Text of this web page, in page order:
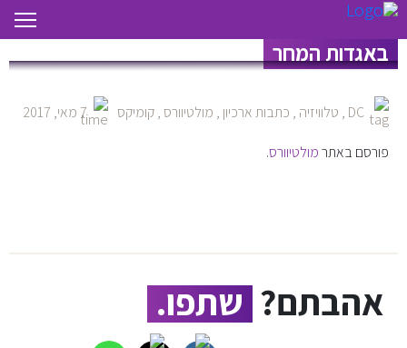
ההודעה שגילתה את העתיד של הפלאש
באגדות המחר
DC
, טלוויזיה , כתבות ארכיון , מולטיוורס ,קומיקס 7 מאי, 2017
פורסם באתרמולטיוורס.
אהבתם? שתפו.